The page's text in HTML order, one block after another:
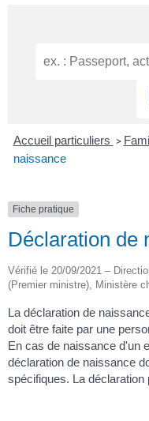
Accueil particuliers >
naissance
Fiche pratique
Déclaration de
Vérifié le 20/09/2021 –
(Premier ministre), Ministère
La déclaration de
doit être faite par une
En cas de naissance d'un
déclaration de naissance
spécifiques. La